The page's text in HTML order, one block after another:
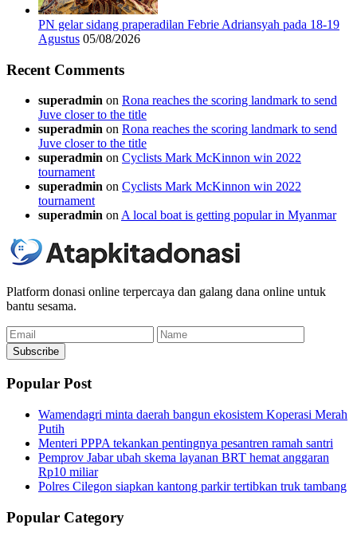
PN gelar sidang praperadilan Febrie Adriansyah pada 18-19
Agustus 05/08/2026
Recent Comments
superadmin on Rona reaches the scoring landmark to send
Juve closer to the title
superadmin on Rona reaches the scoring landmark to send
Juve closer to the title
superadmin on Cyclists Mark McKinnon win 2022
tournament
superadmin on Cyclists Mark McKinnon win 2022
tournament
superadmin on A local boat is getting popular in Myanmar
Platform donasi online terpercaya dan galang dana online untuk
bantu sesama.
Email
Name
Subscribe
Popular Post
Wamendagri minta daerah bangun ekosistem Koperasi Merah
Putih
Menteri PPPA tekankan pentingnya pesantren ramah santri
Pemprov Jabar ubah skema layanan BRT hemat anggaran
Rp10 miliar
Polres Cilegon siapkan kantong parkir tertibkan truk tambang
Popular Category